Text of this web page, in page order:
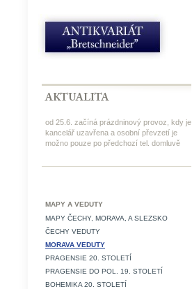
od 25.6. začíná prázdninový provoz, kdy je
kancelář uzavřena a osobní převzetí je
možno pouze po předchozí tel. domluvě
MAPY A VEDUTY
MAPY ČECHY, MORAVA, A SLEZSKO
ČECHY VEDUTY
MORAVA VEDUTY
PRAGENSIE 20. STOLETÍ
PRAGENSIE DO POL. 19. STOLETÍ
BOHEMIKA 20. STOLETÍ